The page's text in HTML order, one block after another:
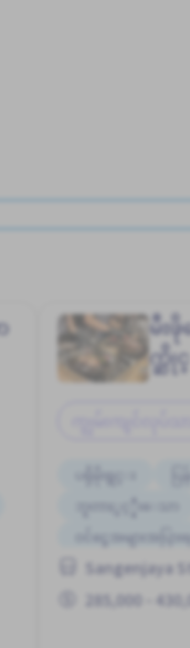
မီး
က္ဆိုင္
ပရိုမိုးရွင္း
ဘူတာႏွင့္နီးေသာ
ဝင်ငွေအများအပ
အဆောင်တစ်စိတ်တ
ျမွင့္တင္သည္
Sangenjaya
285,000 -